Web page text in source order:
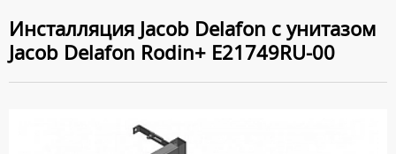
Инсталляция Jacob Delafon с унитазом
Jacob Delafon Rodin+ E21749RU-00
ДОЗАТОРЫ ДЛЯ МЫЛА
ЕРШИКИ
ПОЛОТЕНЦЕДЕРЖАТЕЛИ
ПОДВЕСНЫЕ БИДЕ
АКРИЛОВЫЕ ВАННЫ
СТАЛЬНЫЕ ВАННЫ
Ванны комплектующие
БОКОВЫЕ ПАНЕЛИ
ПОДГОЛОВНИКИ
Водонагреватели
ВОДОНАГРЕВАТЕЛИ КОСВЕННОГО НАГРЕВА
КОНТАКТЫ